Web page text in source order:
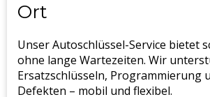
Ort
Unser Autoschlüssel-Service bietet
ohne lange Wartezeiten. Wir
Ersatzschlüsseln, Programmierung
Defekten – mobil und flexibel.